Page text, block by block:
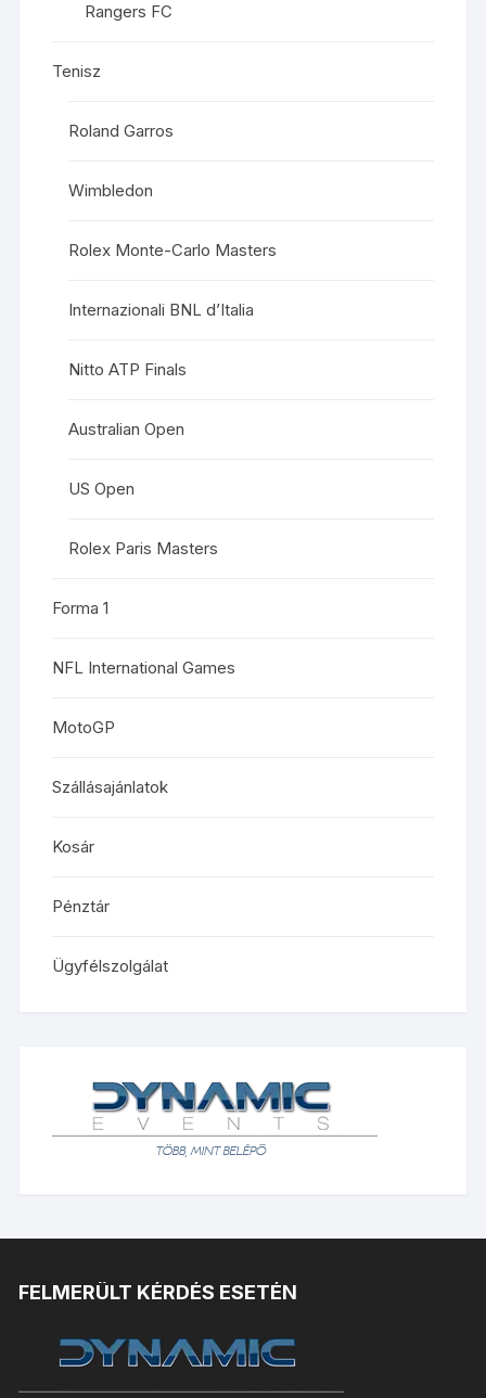
Rangers FC
Tenisz
Roland Garros
Wimbledon
Rolex Monte-Carlo Masters
Internazionali BNL d’Italia
Nitto ATP Finals
Australian Open
US Open
Rolex Paris Masters
Forma 1
NFL International Games
MotoGP
Szállásajánlatok
Kosár
Pénztár
Ügyfélszolgálat
FELMERÜLT KÉRDÉS ESETÉN